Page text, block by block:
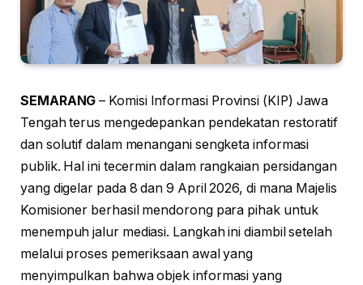
SEMARANG – Komisi Informasi Provinsi (KIP) Jawa
Tengah terus mengedepankan pendekatan restoratif
dan solutif dalam menangani sengketa informasi
publik. Hal ini tecermin dalam rangkaian persidangan
yang digelar pada 8 dan 9 April 2026, di mana Majelis
Komisioner berhasil mendorong para pihak untuk
menempuh jalur mediasi. Langkah ini diambil setelah
melalui proses pemeriksaan awal yang
menyimpulkan bahwa objek informasi yang